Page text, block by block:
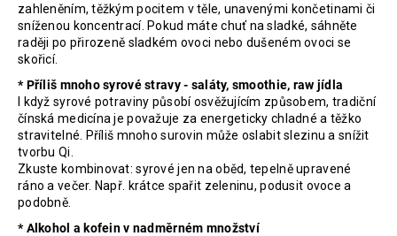
zahleněním, těžkým pocitem v těle, unavenými končetinami či
sníženou koncentrací. Pokud máte chuť na sladké, sáhněte
raději po přirozeně sladkém ovoci nebo dušeném ovoci se
skořicí.
* Příliš mnoho syrové stravy - saláty, smoothie, raw jídla
I když syrové potraviny působí osvěžujícím způsobem, tradiční
čínská medicína je považuje za energeticky chladné a těžko
stravitelné. Příliš mnoho surovin může oslabit slezinu a snížit
tvorbu Qi.
Zkuste kombinovat: syrové jen na oběd, tepelně upravené
ráno a večer. Např. krátce spařit zeleninu, podusit ovoce a
podobně.
* Alkohol a kofein v nadměrném množství